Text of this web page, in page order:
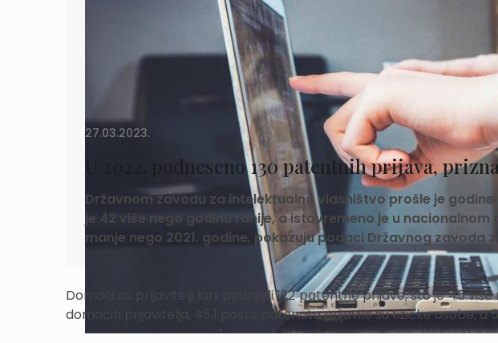
27.03.2023.
U 2022. podneseno 130 patentnih prijava,
Državnom zavodu za intelektualno vlasništvo prošle je
je 42 više nego godinu ranije, a istovremeno je u
manje nego 2021. godine, pokazuju podaci Državnog zavoda
Domaći su prijavitelji lani podnijeli 122 patentne prijave, što je 45
domaćih prijavitelja, 45,1 posto patenata prijavile su fizičke osobe, a